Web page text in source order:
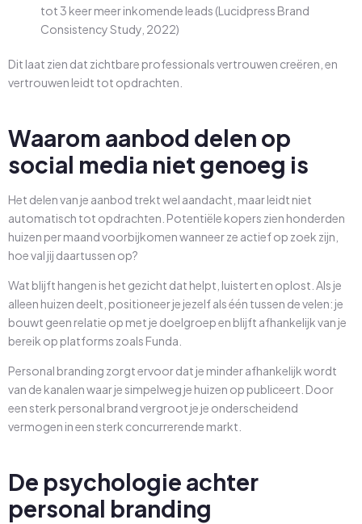
tot 3 keer meer inkomende leads (Lucidpress Brand
Consistency Study, 2022)
Dit laat zien dat zichtbare professionals vertrouwen creëren, en
vertrouwen leidt tot opdrachten.
Waarom aanbod delen op
social media niet genoeg is
Het delen van je aanbod trekt wel aandacht, maar leidt niet
automatisch tot opdrachten. Potentiële kopers zien honderden
huizen per maand voorbijkomen wanneer ze actief op zoek zijn,
hoe val jij daartussen op?
Wat blijft hangen is het gezicht dat helpt, luistert en oplost. Als je
alleen huizen deelt, positioneer je jezelf als één tussen de velen: je
bouwt geen relatie op met je doelgroep en blijft afhankelijk van je
bereik op platforms zoals Funda.
Personal branding zorgt ervoor dat je minder afhankelijk wordt
van de kanalen waar je simpelweg je huizen op publiceert. Door
een sterk personal brand vergroot je je onderscheidend
vermogen in een sterk concurrerende markt.
De psychologie achter
personal branding